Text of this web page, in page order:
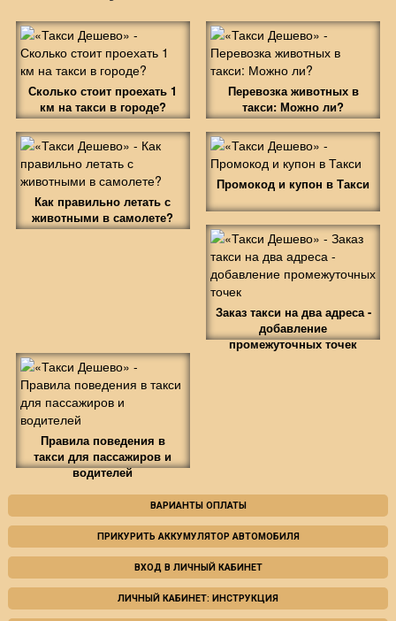
Сколько стоит проехать 1
км на такси в городе?
Перевозка животных в
такси: Можно ли?
Как правильно летать с
животными в самолете?
Промокод и купон в Такси
Заказ такси на два адреса -
добавление
промежуточных точек
Правила поведения в
такси для пассажиров и
водителей
ВАРИАНТЫ ОПЛАТЫ
ПРИКУРИТЬ АККУМУЛЯТОР АВТОМОБИЛЯ
ВХОД В ЛИЧНЫЙ КАБИНЕТ
ЛИЧНЫЙ КАБИНЕТ: ИНСТРУКЦИЯ